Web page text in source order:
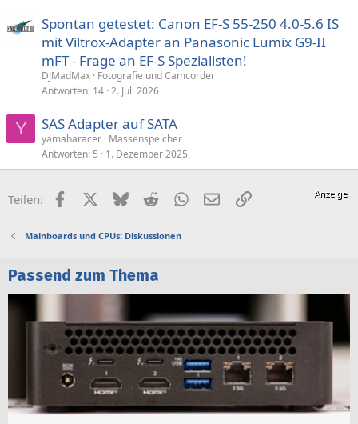
Spontan getestet: Canon EF-S 55-250 4.0-5.6 IS
mit Viltrox-Adapter an Panasonic Lumix G9-II
mFT - Frage an EF-S Spezialisten!
DJMadMax Fotografie und Camcorder
Antworten 14 2. Juli 2026
Y SAS Adapter auf SATA
yamaharacer Massenspeicher
Antworten 5 1. Dezember 2025
Teilen: FacebookX (Twitter)
BlueskyRedditWhatsApp
E-MailLink
Mainboards und CPUs: Diskussionen
Passend zum Thema